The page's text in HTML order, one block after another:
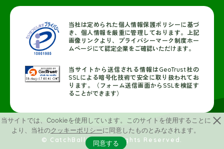
当社は定められた個人情報保護ポリシーに基づ
き、個人情報を厳重に管理しております。上記
画像リンクより、プライバシーマーク制度ホー
ムページにて認定企業をご確認いただけます。
当サイトから送信される情報はGeoTrust社の
SSLによる暗号化技術で安全に取り扱われてお
ります。（フォーム送信画面からSSLを検証す
ることができます）
© CatchBall, Inc. All Rights Reserved.
当サイトでは、Cookieを使用しています。このサイトを使用することに
より、当社のクッキーポリシーに同意したものとみなされます。
同意する